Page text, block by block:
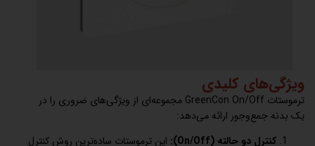
ویژگی‌های کلیدی
ترموستات GreenCon On/Off مجموعه‌ای از ویژگی‌های ضروری را در
یک بدنه جمع‌وجور ارائه می‌دهد:
کنترل دو حالته (On/Off):
این ترموستات ساده‌ترین روش کنترل